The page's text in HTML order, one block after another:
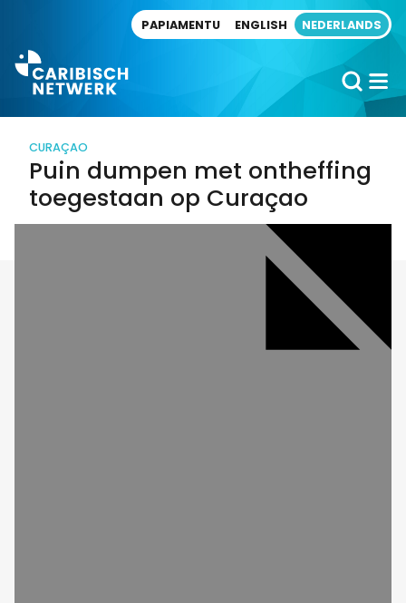
PAPIAMENTU ENGLISH NEDERLANDS
CURAÇAO
Puin dumpen met ontheffing
toegestaan op Curaçao